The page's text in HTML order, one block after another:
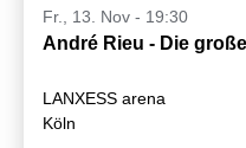
Fr., 13. Nov - 19:30
André Rieu - Die
LANXESS arena
Köln